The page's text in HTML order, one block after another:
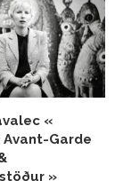
«
Avant-Garde
»